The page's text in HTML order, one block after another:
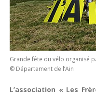
Grande fête du vélo organisé
© Département de l’Ain
L’association « Les